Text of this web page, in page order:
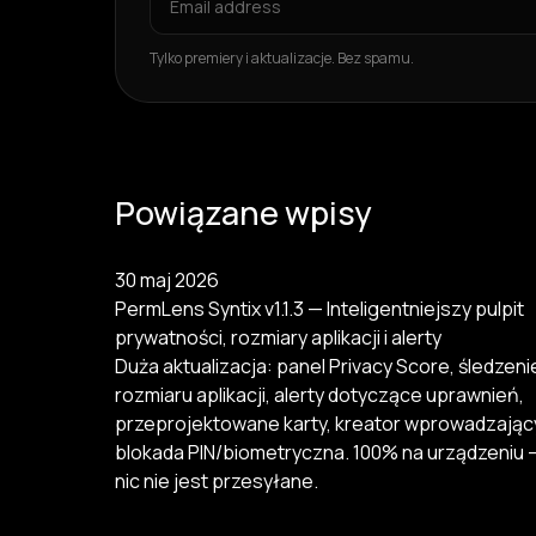
Tylko premiery i aktualizacje. Bez spamu.
Powiązane wpisy
30 maj 2026
PermLens Syntix v1.1.3 — Inteligentniejszy pulpit
prywatności, rozmiary aplikacji i alerty
Duża aktualizacja: panel Privacy Score,
rozmiaru aplikacji, alerty dotyczące uprawnień,
przeprojektowane karty, kreator
blokada PIN/biometryczna. 100% na urządzeniu
nic nie jest przesyłane.